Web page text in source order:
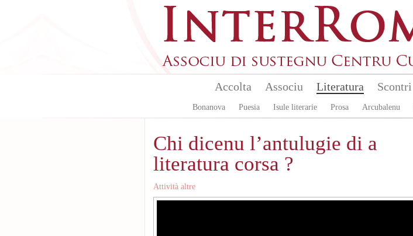
Accolta Associu Literatura
Bonanova Puesia Isule literarie Prosa Arcubalenu
Scontri
Chi dicenu l’antulugie di a
literatura corsa ?
Attività altre